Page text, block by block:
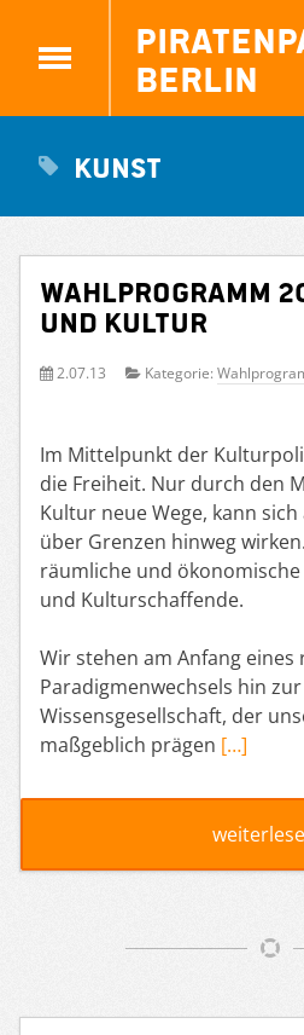
Berlin
Kunst
Wahlprogramm
und Kultur
2.07.13 Kategorie:
Im Mittelpunkt der
die Freiheit. Nur durch den
Kultur neue Wege, kann
über Grenzen hinweg
räumliche und
und Kulturschaffende.
Wir stehen am Anfang
Paradigmenwechsels hin
Wissensgesellschaft, der
maßgeblich prägen […]